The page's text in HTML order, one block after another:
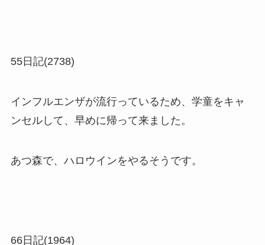
55日記(2738)
インフルエンザが流行っているため、学童をキャ
ンセルして、早めに帰って来ました。
あつ森で、ハロウインをやるそうです。
66日記(1964)